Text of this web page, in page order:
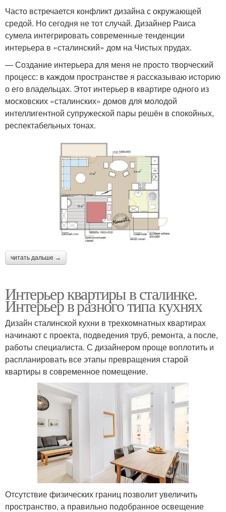
Часто встречается конфликт дизайна с окружающей
средой. Но сегодня не тот случай. Дизайнер Раиса
сумела интегрировать современные тенденции
интерьера в «сталинский» дом на Чистых прудах.
— Создание интерьера для меня не просто творческий
процесс: в каждом пространстве я рассказываю историю
о его владельцах. Этот интерьер в квартире одного из
московских «сталинских» домов для молодой
интеллигентной супружеской пары решён в спокойных,
респектабельных тонах.
читать дальше →
Интерьер квартиры в сталинке.
Интерьер в разного типа кухнях
Дизайн сталинской кухни в трехкомнатных квартирах
начинают с проекта, подведения труб, ремонта, а после,
работы специалиста. С дизайнером проще воплотить и
распланировать все этапы превращения старой
квартиры в современное помещение.
Отсутствие физических границ позволит увеличить
пространство, а правильно подобранное освещение